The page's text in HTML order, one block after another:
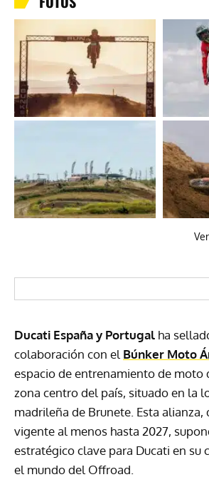
Ducati España y Portugal ha
colaboración con el Búnker Moto
espacio de entrenamiento de moto
zona centro del país, situado en la
madrileña de Brunete. Esta alianza,
vigente al menos hasta 2027,
estratégico clave para Ducati en su
el mundo del Offroad.